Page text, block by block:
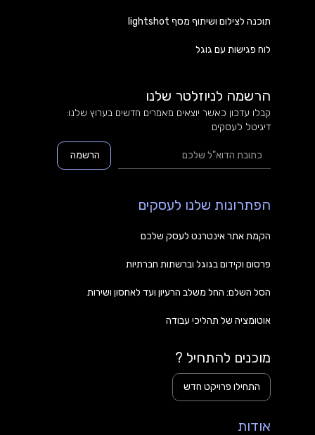
תוכנה לצילום ושיתוף מסף lightshot
לוח פגישות עם גוגל
הרשמה לניוזלטר שלנו
קבלו עדכון כאשר יוצאים מאמרים חדשים בערוץ שלנו:
דיגיטל לעסקים
הפתרונות שלנו לעסקים
הקמת אתר אינטרנט לעסק שלכם
פרסום וקידום בגוגל וברשתות חברתיות
הסל השלם: החל משלב הרעיון ועד לאחסון ושירות
אוטומציה של תהליכי עבודה
מוכנים להתחיל ?
התחילו פרויקט חדש
אודות